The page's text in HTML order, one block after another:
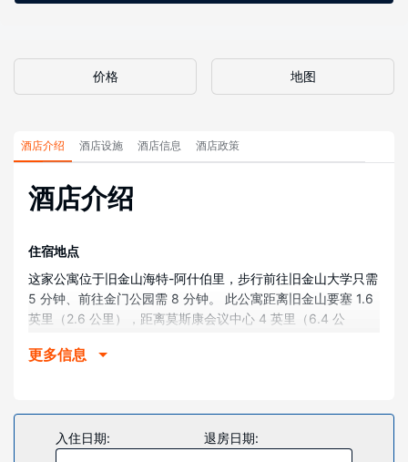
价格 地图
酒店介绍 酒店设施 酒店信息 酒店政策
酒店介绍
住宿地点
这家公寓位于旧金山海特-阿什伯里，步行前往旧金山大学只需
5 分钟、前往金门公园需 8 分钟。 此公寓距离旧金山要塞 1.6
英里（2.6 公里），距离莫斯康会议中心 4 英里（6.4 公
客房
享私人露台。便利服务设施包括微波炉和熨斗/熨衣板，此外还
提供按要求提供的客房清洁服务。
更多信息
入住日期: 退房日期: